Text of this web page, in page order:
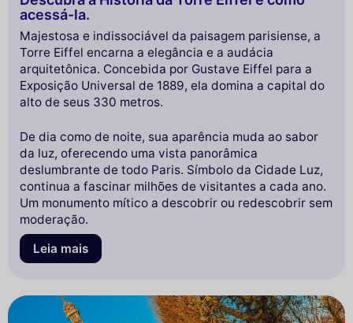
acessá-la.
Majestosa e indissociável da paisagem parisiense, a
Torre Eiffel encarna a elegância e a audácia
arquitetônica. Concebida por Gustave Eiffel para a
Exposição Universal de 1889, ela domina a capital do
alto de seus 330 metros.
De dia como de noite, sua aparência muda ao sabor
da luz, oferecendo uma vista panorâmica
deslumbrante de todo Paris. Símbolo da Cidade Luz,
continua a fascinar milhões de visitantes a cada ano.
Um monumento mítico a descobrir ou redescobrir sem
moderação.
Leia mais